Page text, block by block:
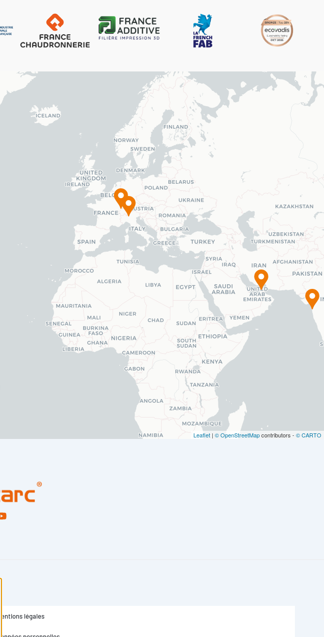
Leaflet | © OpenStreetMapcontributors - © CARTO
Mentions légales